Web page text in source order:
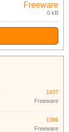
Freeware
0 kB
1937
Freeware
1386
Freeware